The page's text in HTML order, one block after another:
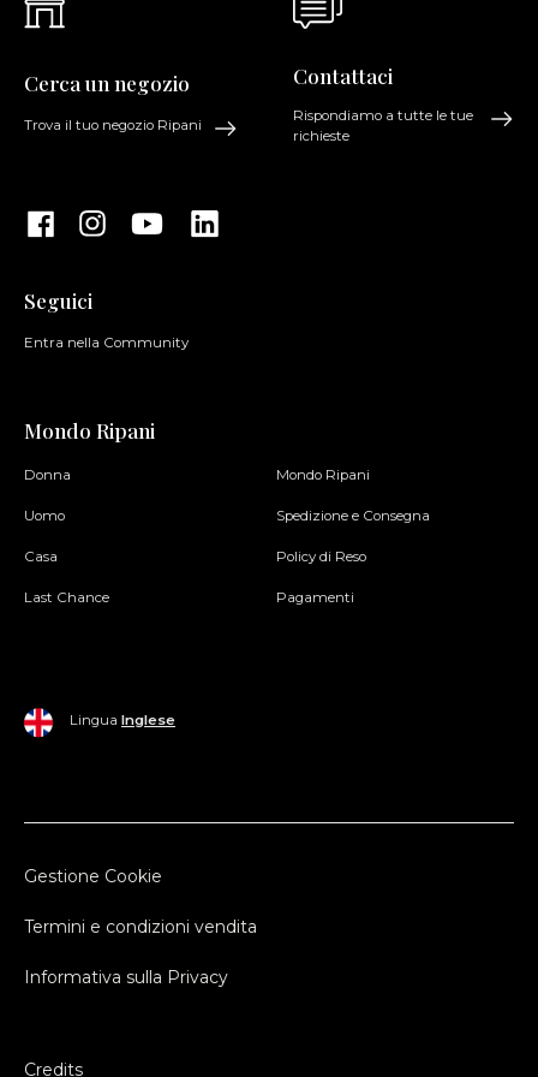
Cerca un negozio
Trova il tuo negozio Ripani
Seguici
Entra nella Community
Contattaci
Rispondiamo a tutte le tue
richieste
Mondo Ripani
Donna
Uomo
Casa
Last Chance
Mondo Ripani
Spedizione e Consegna
Policy di Reso
Pagamenti
Lingua Inglese
Gestione Cookie
Termini e condizioni vendita
Informativa sulla Privacy
Credits